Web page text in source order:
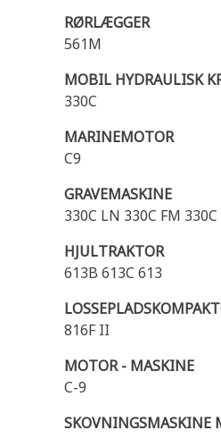
RØRLÆGGER
561M
MOBIL HYDRAULISK
330C
MARINEMOTOR
C9
GRAVEMASKINE
330C LN 330C FM
HJULTRAKTOR
613B 613C 613
816F II
MOTOR - MASKINE
C-9
SKOVNINGSMASKINE